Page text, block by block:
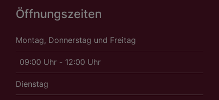
Öffnungszeiten
Montag, Donnerstag und Freitag
09:00 Uhr - 12:00 Uhr
Dienstag